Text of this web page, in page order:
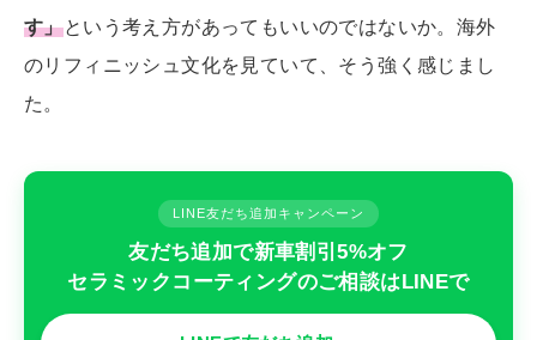
す」という考え方があってもいいのではないか。海外
のリフィニッシュ文化を見ていて、そう強く感じまし
た。
LINE友だち追加キャンペーン
友だち追加で新車割引5%オフ
セラミックコーティングのご相談はLINEで